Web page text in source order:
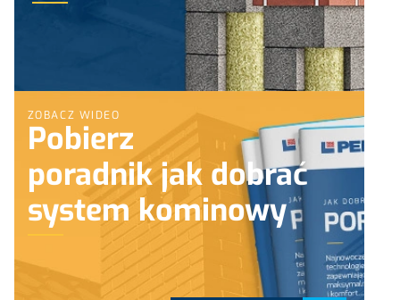
ZOBACZ WIDEO
Pobierz
poradnik jak dobrać
system kominowy